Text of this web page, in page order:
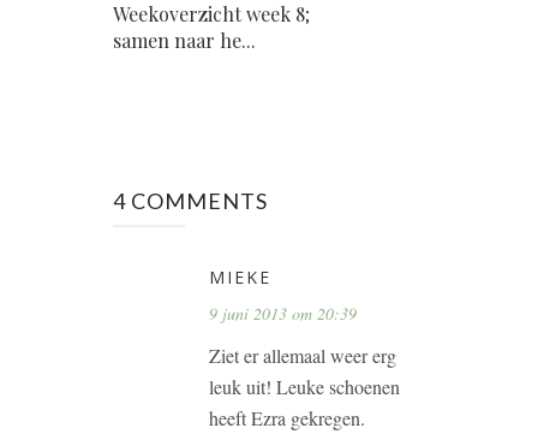
Weekoverzicht week 8;
samen naar he...
4 COMMENTS
MIEKE
9 juni 2013 om 20:39
Ziet er allemaal weer erg
leuk uit! Leuke schoenen
heeft Ezra gekregen.